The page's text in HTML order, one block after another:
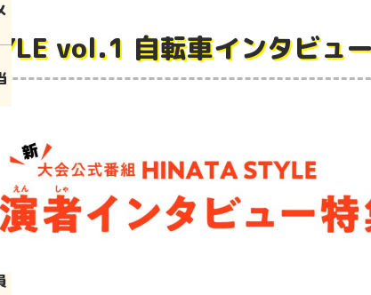
vol.1 自転車インタビュ